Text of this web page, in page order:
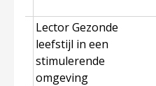
Lector Gezonde
leefstijl in een
stimulerende
omgeving